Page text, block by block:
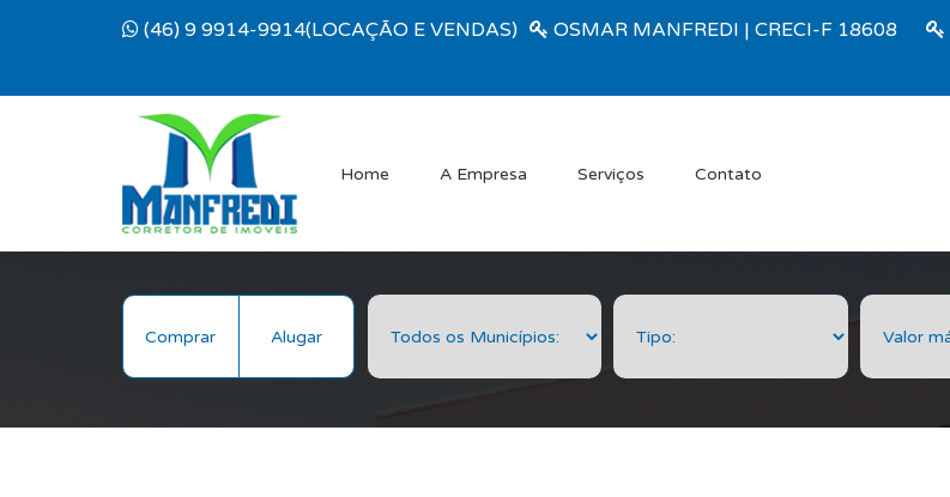
(46) 9 9914-9914(LOCAÇÃO E VENDAS) OSMAR MANFREDI | CRECI-F 18608
Home A Empresa Serviços Contato
Comprar Alugar